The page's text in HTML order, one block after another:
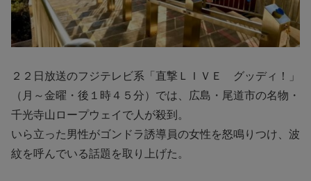
２２日放送のフジテレビ系「直撃ＬＩＶＥ グッディ！」
（月～金曜・後１時４５分）では、広島・尾道市の名物・
千光寺山ロープウェイで人が殺到。
いら立った男性がゴンドラ誘導員の女性を怒鳴りつけ、波
紋を呼んでいる話題を取り上げた。